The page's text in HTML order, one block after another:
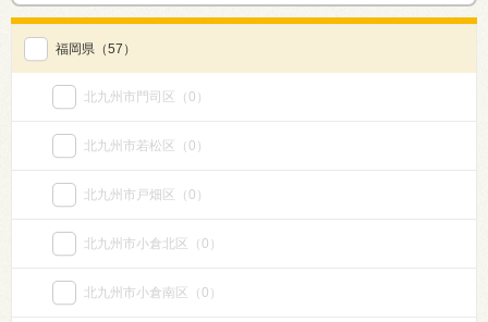
福岡県 （57）
北九州市門司区 （0）
北九州市若松区 （0）
北九州市戸畑区 （0）
北九州市小倉北区 （0）
北九州市小倉南区 （0）